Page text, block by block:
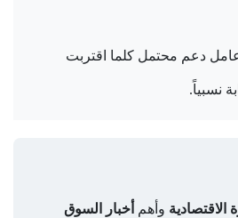
عامل دعم محتمل كلما اقتربت
نسبياً.
الاقتصادية وأهم أخبار السوق